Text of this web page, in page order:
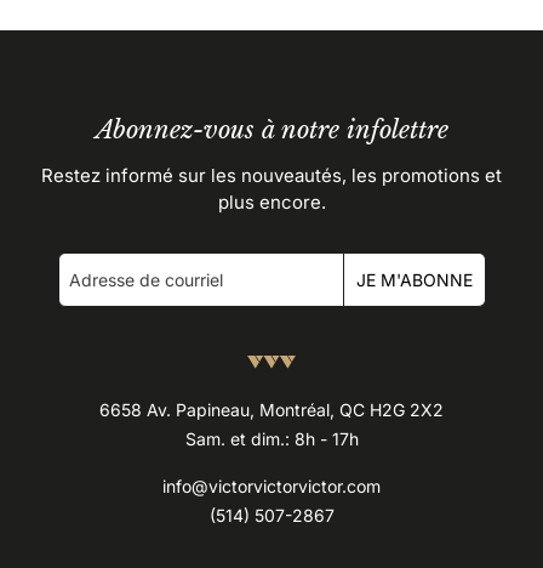
Abonnez-vous à notre infolettre
Restez informé sur les nouveautés, les promotions et
plus encore.
JE M'ABONNE
6658 Av. Papineau, Montréal, QC H2G 2X2
Sam. et dim.: 8h - 17h
info@victorvictorvictor.com
(514) 507-2867